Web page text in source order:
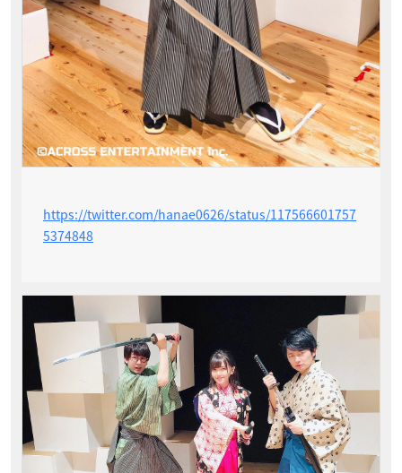
https://twitter.com/hanae0626/status/117566601757
5374848